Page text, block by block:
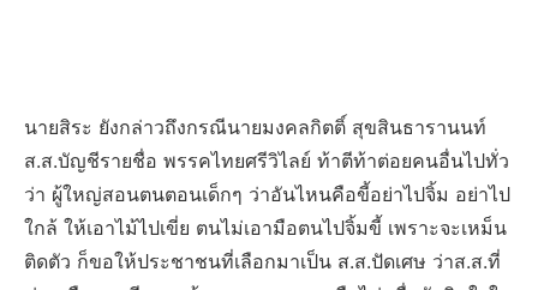
นายสิระ ยังกล่าวถึงกรณีนายมงคลกิตติ์ สุขสินธารานนท์
ส.ส.บัญชีรายชื่อ พรรคไทยศรีวิไลย์ ท้าตีท้าต่อยคนอื่นไปทั่ว
ว่า ผู้ใหญ่สอนตนตอนเด็กๆ ว่าอันไหนคือขี้อย่าไปจิ้ม อย่าไป
ใกล้ ให้เอาไม้ไปเขี่ย ตนไม่เอามือตนไปจิ้มขี้ เพราะจะเหม็น
ติดตัว ก็ขอให้ประชาชนที่เลือกมาเป็น ส.ส.ปัดเศษ ว่าส.ส.ที่